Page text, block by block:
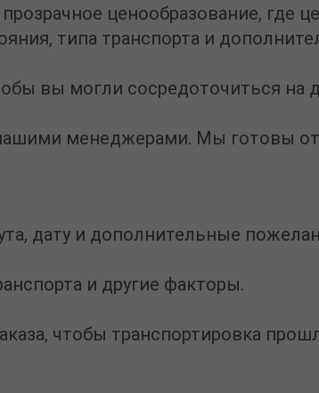
ценообразование, где
типа транспорта и
вы могли сосредоточиться на
менеджерами. Мы готовы
дату и дополнительные
и другие факторы.
чтобы транспортировка